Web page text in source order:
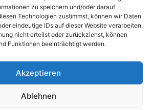
zu speichern und/oder darauf
Technologien zustimmst, können wir Daten
eindeutige IDs auf dieser Website verarbeiten.
nicht erteilst oder zurückziehst, können
Funktionen beeinträchtigt werden.
Akzeptieren
Ablehnen
Datenschutzbestimmungen
diese ausdrücklich an.
Jetzt anmelden